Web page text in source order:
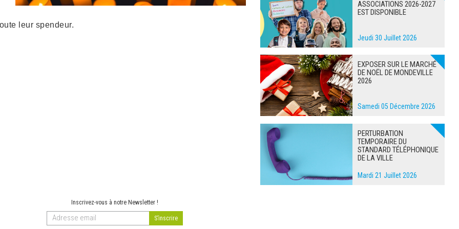
leur spendeur.
ASSOCIATIONS 2026-2027
EST DISPONIBLE
Jeudi 30 Juillet 2026
EXPOSER SUR LE MARCHÉ
DE NOËL DE MONDEVILLE
2026
Samedi 05 Décembre 2026
PERTURBATION
TEMPORAIRE DU
STANDARD TÉLÉPHONIQUE
DE LA VILLE
Mardi 21 Juillet 2026
Inscrivez-vous à notre Newsletter !